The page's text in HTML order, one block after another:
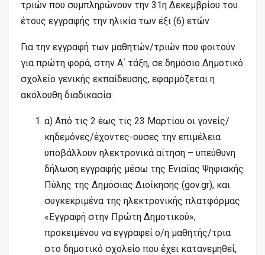
τριών που συμπληρώνουν την 31η Δεκεμβρίου του
έτους εγγραφής την ηλικία των έξι (6) ετών
Για την εγγραφή των μαθητών/τριών που φοιτούν
για πρώτη φορά, στην Α΄ τάξη, σε δημόσιο Δημοτικό
σχολείο γενικής εκπαίδευσης, εφαρμόζεται η
ακόλουθη διαδικασία:
α) Από τις 2 έως τις 23 Μαρτίου οι γονείς/
κηδεμόνες/έχοντες-ουσες την επιμέλεια
υποβάλλουν ηλεκτρονικά αίτηση – υπεύθυνη
δήλωση εγγραφής μέσω της Ενιαίας Ψηφιακής
Πύλης της Δημόσιας Διοίκησης (gov.gr), και
συγκεκριμένα της ηλεκτρονικής πλατφόρμας
«Εγγραφή στην Πρώτη Δημοτικού»,
προκειμένου να εγγραφεί ο/η μαθητής/τρια
στο δημοτικό σχολείο που έχει κατανεμηθεί,